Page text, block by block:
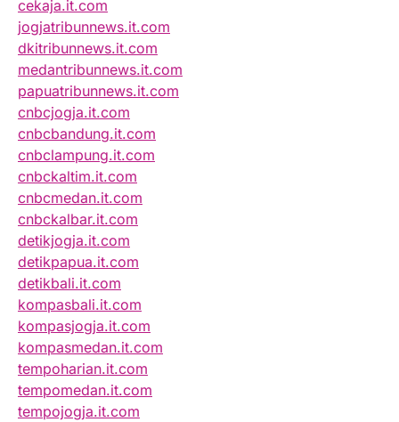
cekaja.it.com
jogjatribunnews.it.com
dkitribunnews.it.com
medantribunnews.it.com
papuatribunnews.it.com
cnbcjogja.it.com
cnbcbandung.it.com
cnbclampung.it.com
cnbckaltim.it.com
cnbcmedan.it.com
cnbckalbar.it.com
detikjogja.it.com
detikpapua.it.com
detikbali.it.com
kompasbali.it.com
kompasjogja.it.com
kompasmedan.it.com
tempoharian.it.com
tempomedan.it.com
tempojogja.it.com